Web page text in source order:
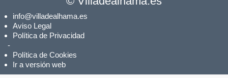
info@villadealhama.es
Aviso Legal
Política de Privacidad
-
Política de Cookies
Ir a versión web